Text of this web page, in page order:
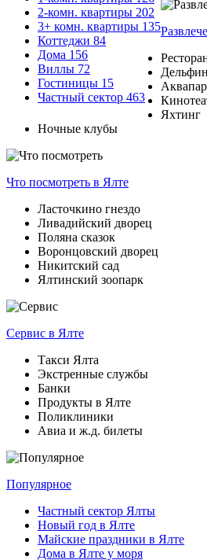
2-комн. квартиры 202
3+ комн. квартиры 135
Коттеджи 84
Дома 156
Виллы 72
Гостиницы 15
Частный сектор 463
Яхтинг
Ночные клубы
Что посмотреть в Ялте
Ласточкино гнездо
Ливадийский дворец
Поляна сказок
Воронцовский дворец
Никитский сад
Ялтинский зоопарк
Сервис в Ялте
Такси Ялта
Экстренные службы
Банки
Продукты в Ялте
Поликлиники
Авиа и ж.д. билеты
Популярное
Частный сектор Ялты
Новый год в Ялте
Майские праздники в Ялте
Дома в Ялте у моря